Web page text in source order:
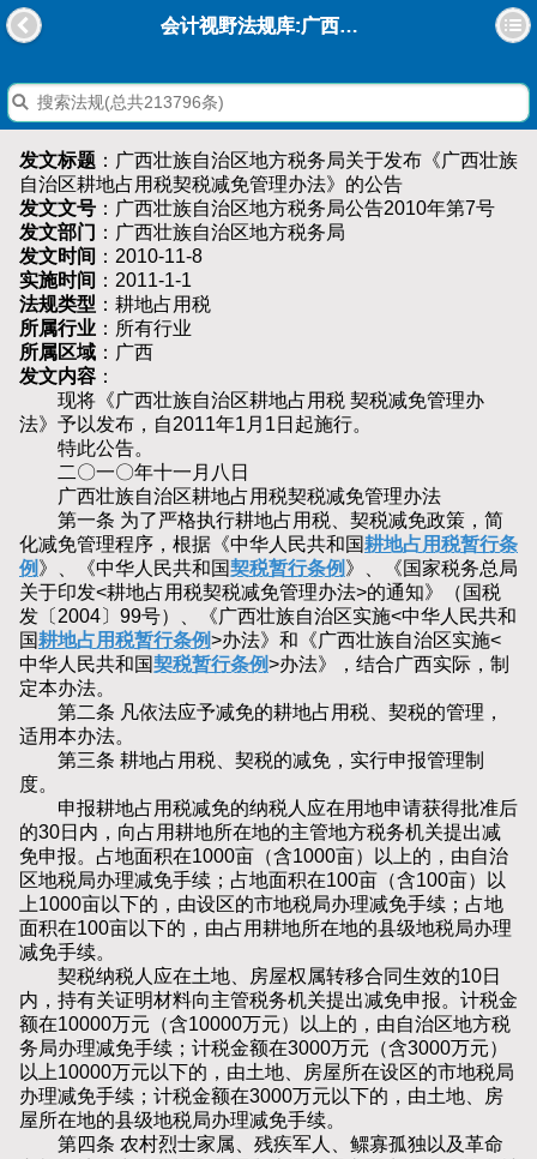
会计视野法规库:广西壮族自治区地方税务局关于发布《广西壮族自治区耕地占用税契税减免管理办法》的公告
发文标题 ：广西壮族自治区地方税务局关于发布《广西壮族
自治区耕地占用税契税减免管理办法》的公告
发文文号 ：广西壮族自治区地方税务局公告2010年第7号
发文部门 ：广西壮族自治区地方税务局
发文时间 ：2010-11-8
实施时间 ：2011-1-1
法规类型 ：耕地占用税
所属行业 ：所有行业
所属区域 ：广西
发文内容 ：
现将《广西壮族自治区耕地占用税 契税减免管理办
法》予以发布，自2011年1月1日起施行。
特此公告。
二〇一〇年十一月八日
广西壮族自治区耕地占用税契税减免管理办法
第一条 为了严格执行耕地占用税、契税减免政策，简
化减免管理程序，根据《中华人民共和国耕地占用税暂行条
例 》、《中华人民共和国契税暂行条例 》、《国家税务总局
关于印发<耕地占用税契税减免管理办法>的通知》（国税
发〔2004〕99号）、《广西壮族自治区实施<中华人民共和
国耕地占用税暂行条例>办法》和《广西壮族自治区实施<
中华人民共和国契税暂行条例>办法》，结合广西实际，制
定本办法。
第二条 凡依法应予减免的耕地占用税、契税的管理，
适用本办法。
第三条 耕地占用税、契税的减免，实行申报管理制
度。
申报耕地占用税减免的纳税人应在用地申请获得批准后
的30日内，向占用耕地所在地的主管地方税务机关提出减
免申报。占地面积在1000亩（含1000亩）以上的，由自治
区地税局办理减免手续；占地面积在100亩（含100亩）以
上1000亩以下的，由设区的市地税局办理减免手续；占地
面积在100亩以下的，由占用耕地所在地的县级地税局办理
减免手续。
契税纳税人应在土地、房屋权属转移合同生效的10日
内，持有关证明材料向主管税务机关提出减免申报。计税金
额在10000万元（含10000万元）以上的，由自治区地方税
务局办理减免手续；计税金额在3000万元（含3000万元）
以上10000万元以下的，由土地、房屋所在设区的市地税局
办理减免手续；计税金额在3000万元以下的，由土地、房
屋所在地的县级地税局办理减免手续。
第四条 农村烈士家属、残疾军人、鳏寡孤独以及革命